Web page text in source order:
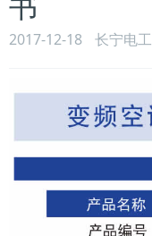
书
2017-12-18 长宁电工